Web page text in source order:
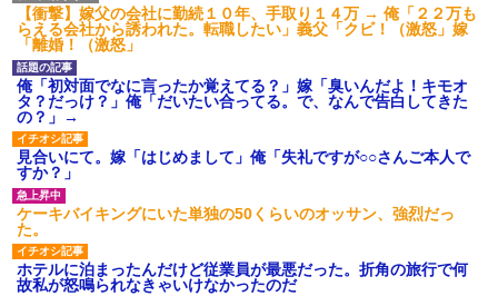
【衝撃】嫁父の会社に勤続１０年、手取り１４万 → 俺「２２万も
らえる会社から誘われた。転職したい」義父「クビ！（激怒」嫁
「離婚！（激怒」
俺「初対面でなに言ったか覚えてる？」嫁「臭いんだよ！キモオ
タ？だっけ？」俺「だいたい合ってる。で、なんで告白してきた
の？」→
見合いにて。嫁「はじめまして」俺「失礼ですが○○さんご本人で
すか？」
ケーキバイキングにいた単独の50くらいのオッサン、強烈だっ
た。
ホテルに泊まったんだけど従業員が最悪だった。折角の旅行で何
故私が怒鳴られなきゃいけなかったのだ